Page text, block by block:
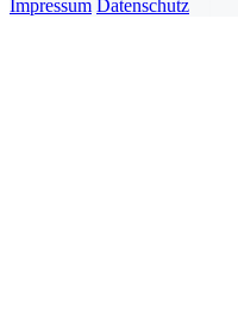
Impressum Datenschutz